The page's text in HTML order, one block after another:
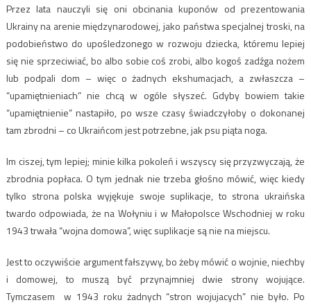
Przez lata nauczyli się oni obcinania kuponów od prezentowania
Ukrainy na arenie międzynarodowej, jako państwa specjalnej troski, na
podobieństwo do upośledzonego w rozwoju dziecka, któremu lepiej
się nie sprzeciwiać, bo albo sobie coś zrobi, albo kogoś zadźga nożem
lub podpali dom – więc o żadnych ekshumacjach, a zwłaszcza –
“upamiętnieniach” nie chcą w ogóle słyszeć. Gdyby bowiem takie
“upamiętnienie” nastapiło, po wsze czasy świadczyłoby o dokonanej
tam zbrodni – co Ukraińcom jest potrzebne, jak psu piąta noga.
Im ciszej, tym lepiej; minie kilka pokoleń i wszyscy się przyzwyczają, że
zbrodnia popłaca. O tym jednak nie trzeba głośno mówić, więc kiedy
tylko strona polska wyjękuje swoje suplikacje, to strona ukraińska
twardo odpowiada, że na Wołyniu i w Małopolsce Wschodniej w roku
1943 trwała “wojna domowa”, więc suplikacje są nie na miejscu.
Jest to oczywiście argument fałszywy, bo żeby mówić o wojnie, niechby
i domowej, to muszą być przynajmniej dwie strony wojujące.
Tymczasem w 1943 roku żadnych “stron wojujacych” nie było. Po